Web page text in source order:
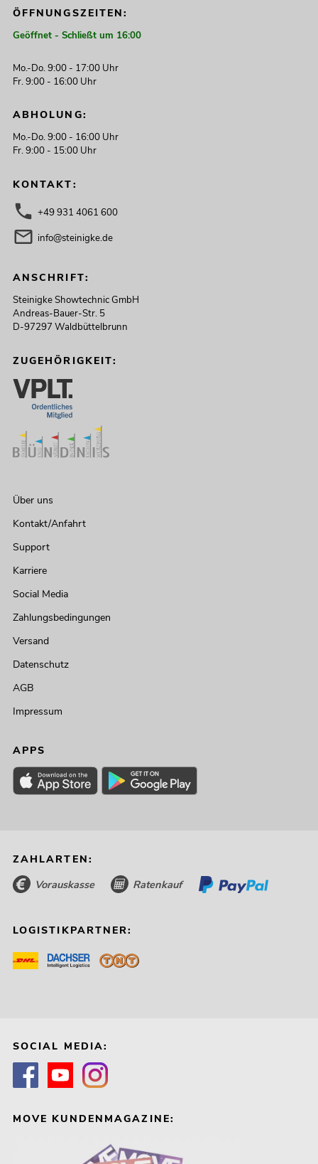
ÖFFNUNGSZEITEN:
Geöffnet - Schließt um 16:00
Mo.-Do. 9:00 - 17:00 Uhr
Fr. 9:00 - 16:00 Uhr
ABHOLUNG:
Mo.-Do. 9:00 - 16:00 Uhr
Fr. 9:00 - 15:00 Uhr
KONTAKT:
+49 931 4061 600
info@steinigke.de
ANSCHRIFT:
Steinigke Showtechnic GmbH
Andreas-Bauer-Str. 5
D-97297 Waldbüttelbrunn
ZUGEHÖRIGKEIT:
Über uns
Kontakt/Anfahrt
Support
Karriere
Social Media
Zahlungsbedingungen
Versand
Datenschutz
AGB
Impressum
APPS
ZAHLARTEN:
Vorauskasse Ratenkauf
LOGISTIKPARTNER:
SOCIAL MEDIA:
MOVE KUNDENMAGAZINE: